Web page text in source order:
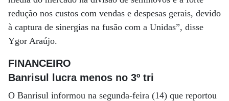
redução nos custos com vendas e despesas gerais, devido
à captura de sinergias na fusão com a Unidas”, disse
Ygor Araújo.
FINANCEIRO
Banrisul lucra menos no 3º tri
O Banrisul informou na segunda-feira (14) que reportou